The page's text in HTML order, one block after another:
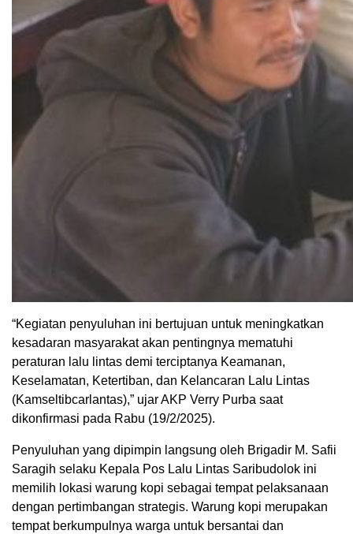
“Kegiatan penyuluhan ini bertujuan untuk meningkatkan
kesadaran masyarakat akan pentingnya mematuhi
peraturan lalu lintas demi terciptanya Keamanan,
Keselamatan, Ketertiban, dan Kelancaran Lalu Lintas
(Kamseltibcarlantas),” ujar AKP Verry Purba saat
dikonfirmasi pada Rabu (19/2/2025).
Penyuluhan yang dipimpin langsung oleh Brigadir M. Safii
Saragih selaku Kepala Pos Lalu Lintas Saribudolok ini
memilih lokasi warung kopi sebagai tempat pelaksanaan
dengan pertimbangan strategis. Warung kopi merupakan
tempat berkumpulnya warga untuk bersantai dan